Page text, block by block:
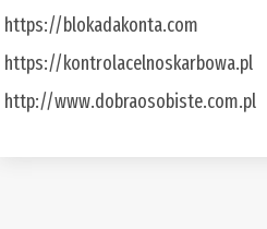
https://blokadakonta.com
https://kontrolacelnoskarbowa.pl
http://www.dobraosobiste.com.pl